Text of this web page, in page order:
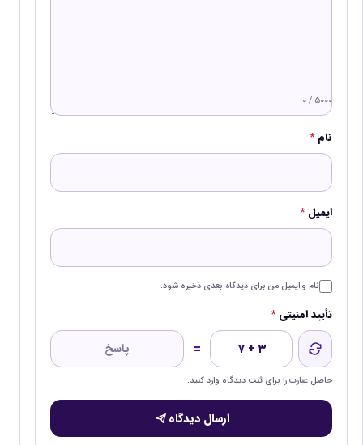
۰ / ۵۰۰۰
نام*
ایمیل*
نام و ایمیل من برای دیدگاه بعدی ذخیره شود.
تأیید امنیتی*
۷ + ۳ =
حاصل عبارت را برای ثبت دیدگاه وارد کنید.
ارسال دیدگاه